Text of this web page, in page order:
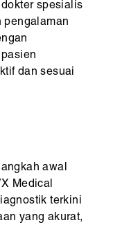
spesialis
pengalaman
dan sesuai
awal
Medical
terkini
yang akurat,